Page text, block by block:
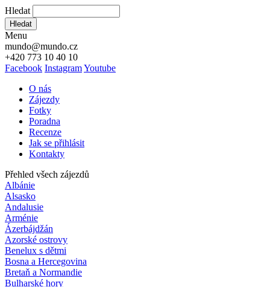
Hledat
Hledat
Menu
mundo@mundo.cz
+420 773 10 40 10
Facebook InstagramYoutube
O nás
Zájezdy
Fotky
Poradna
Recenze
Jak se přihlásit
Kontakty
Přehled všech zájezdů
Albánie
Alsasko
Andalusie
Arménie
Ázerbájdžán
Azorské ostrovy
Benelux s dětmi
Bosna a Hercegovina
Bretaň a Normandie
Bulharské hory